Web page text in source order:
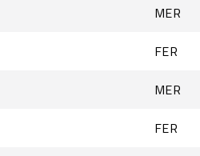
MER
FER
MER
FER